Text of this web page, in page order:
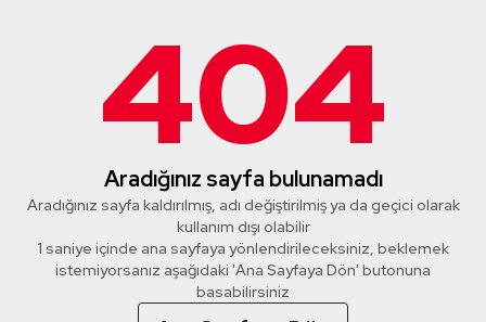
404
Aradığınız sayfa bulunamadı
Aradığınız sayfa kaldırılmış, adı değiştirilmiş ya da geçici olarak
kullanım dışı olabilir
1 saniye içinde ana sayfaya yönlendirileceksiniz, beklemek
istemiyorsanız aşağıdaki 'Ana Sayfaya Dön' butonuna
basabilirsiniz